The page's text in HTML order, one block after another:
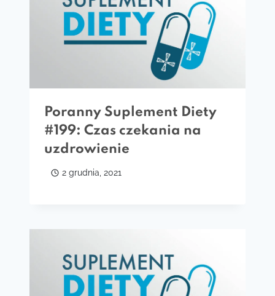
Poranny Suplement Diety
#199: Czas czekania na
uzdrowienie
2 grudnia, 2021